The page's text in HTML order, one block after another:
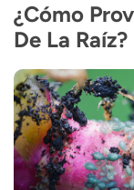
¿Cómo
De La Raíz?